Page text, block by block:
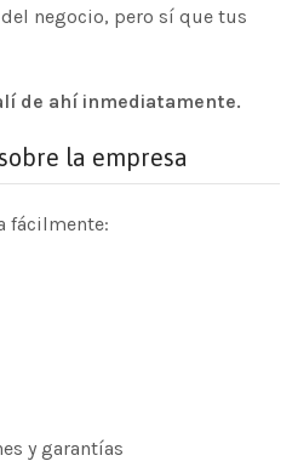
negocio, pero sí que tus
de ahí inmediatamente.
la empresa
fácilmente:
y garantías